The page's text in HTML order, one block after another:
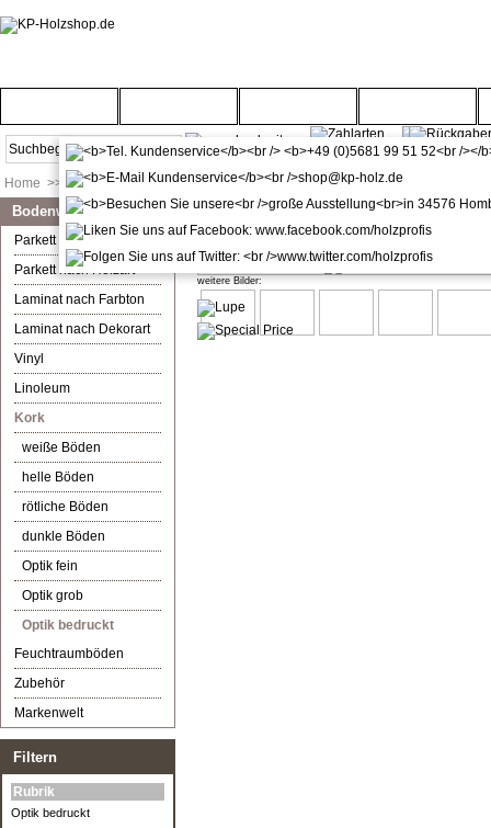
Home >> Bodenwelt >> Kork >> Optik bedruckt
Ziro Corelan Waldeiche Kork
weitere Bilder:
Bodenwelt
Parkett nach Farbton
Parkett nach Holzart
Laminat nach Farbton
Laminat nach Dekorart
Vinyl
Linoleum
Kork
weiße Böden
helle Böden
rötliche Böden
dunkle Böden
Optik fein
Optik grob
Optik bedruckt
Feuchtraumböden
Zubehör
Markenwelt
Filtern
Rubrik
Optik bedruckt